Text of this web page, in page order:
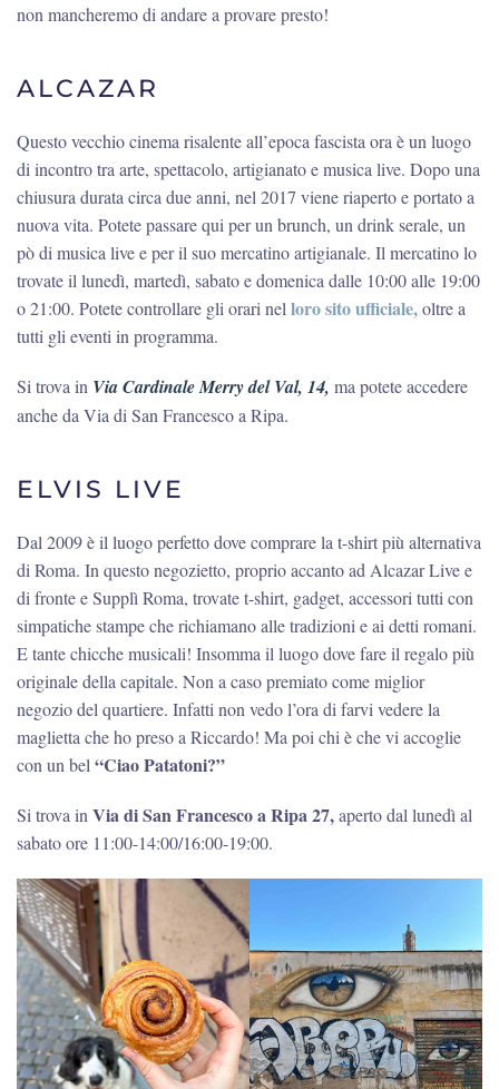
non mancheremo di andare a provare presto!
ALCAZAR
Questo vecchio cinema risalente all’epoca fascista ora è un luogo
di incontro tra arte, spettacolo, artigianato e musica live. Dopo una
chiusura durata circa due anni, nel 2017 viene riaperto e portato a
nuova vita. Potete passare qui per un brunch, un drink serale, un
pò di musica live e per il suo mercatino artigianale. Il mercatino lo
trovate il lunedì, martedì, sabato e domenica dalle 10:00 alle 19:00
o 21:00. Potete controllare gli orari nel loro sito ufficiale,oltre a
tutti gli eventi in programma.
Si trova in Via Cardinale Merry del Val, 14, ma potete accedere
anche da Via di San Francesco a Ripa.
ELVIS LIVE
Dal 2009 è il luogo perfetto dove comprare la t-shirt più alternativa
di Roma. In questo negozietto, proprio accanto ad Alcazar Live e
di fronte e Supplì Roma, trovate t-shirt, gadget, accessori tutti con
simpatiche stampe che richiamano alle tradizioni e ai detti romani.
E tante chicche musicali! Insomma il luogo dove fare il regalo più
originale della capitale. Non a caso premiato come miglior
negozio del quartiere. Infatti non vedo l’ora di farvi vedere la
maglietta che ho preso a Riccardo! Ma poi chi è che vi accoglie
con un bel “Ciao Patatoni?”
Si trova in Via di San Francesco a Ripa 27,aperto dal lunedì al
sabato ore 11:00-14:00/16:00-19:00.